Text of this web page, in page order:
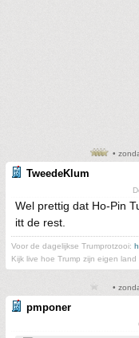
•
TweedeKlum
Wel prettig dat Ho-Pin
itt de rest.
Voor de dagelijkse Trumprotzooi:
Kijk live hoe Trump zijn eigen land
•
pmponer